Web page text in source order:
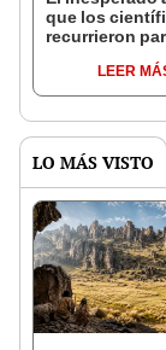
que los
recurrieron
reintroducción
asno salvaje
en un paisaje
LEER
LO MÁS VISTO